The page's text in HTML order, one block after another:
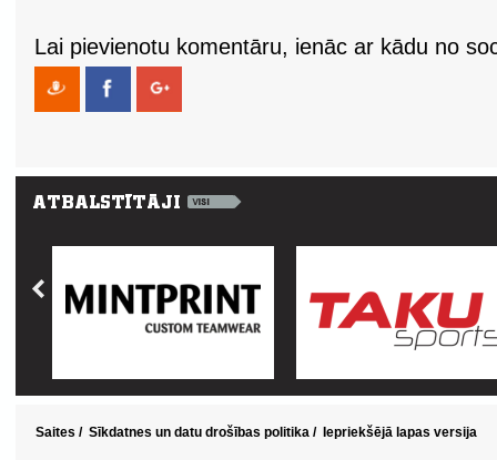
Lai pievienotu komentāru, ienāc ar kādu no
Saites / Sīkdatnes un datu drošības politika / Iepriekšējā lapas versija